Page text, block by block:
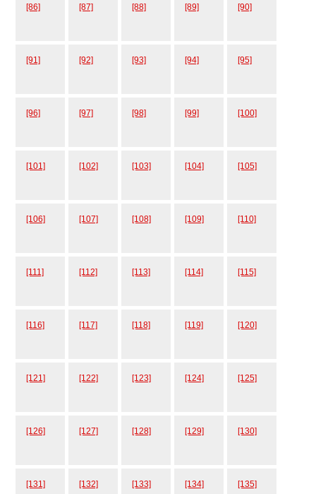
[86] [87] [88] [89] [90]
[91] [92] [93] [94] [95]
[96] [97] [98] [99] [100]
[101] [102] [103] [104] [105]
[106] [107] [108] [109] [110]
[111] [112] [113] [114] [115]
[116] [117] [118] [119] [120]
[121] [122] [123] [124] [125]
[126] [127] [128] [129] [130]
[131] [132] [133] [134] [135]